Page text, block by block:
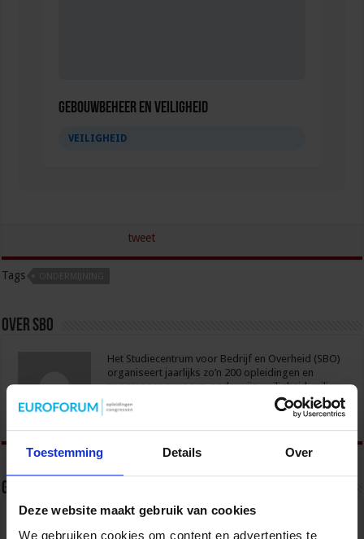
Toestemming Details Over
Deze website maakt gebruik van cookies
We gebruiken cookies om content en advertenties te
Gebouwbeheer en veiligheid
VEILIGHEID
tweet
Tags
Over sbo
Het Studiecentrum voor Bedrijf en Overheid (SBO)
organiseert jaarlijks zo’n 200 opleidingen en
congressen over o.a. onderwijs, veiligheid, milieu
& RO, zorg, bouw & infra en overheid.
Gerelateerde Artikelen